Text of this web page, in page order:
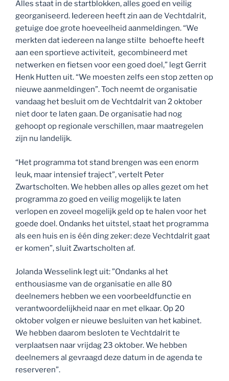
Alles staat in de startblokken, alles goed en veilig
georganiseerd. Iedereen heeft zin aan de Vechtdalrit,
getuige doe grote hoeveelheid aanmeldingen. “We
merkten dat iedereen na lange stilte behoefte heeft
aan een sportieve activiteit, gecombineerd met
netwerken en fietsen voor een goed doel,” legt Gerrit
Henk Hutten uit. “We moesten zelfs een stop zetten op
nieuwe aanmeldingen”. Toch neemt de organisatie
vandaag het besluit om de Vechtdalrit van 2 oktober
niet door te laten gaan. De organisatie had nog
gehoopt op regionale verschillen, maar maatregelen
zijn nu landelijk.
“Het programma tot stand brengen was een enorm
leuk, maar intensief traject”, vertelt Peter
Zwartscholten. We hebben alles op alles gezet om het
programma zo goed en veilig mogelijk te laten
verlopen en zoveel mogelijk geld op te halen voor het
goede doel. Ondanks het uitstel, staat het programma
als een huis en is één ding zeker: deze Vechtdalrit gaat
er komen”, sluit Zwartscholten af.
Jolanda Wesselink legt uit: ”Ondanks al het
enthousiasme van de organisatie en alle 80
deelnemers hebben we een voorbeeldfunctie en
verantwoordelijkheid naar en met elkaar. Op 20
oktober volgen er nieuwe besluiten van het kabinet.
We hebben daarom besloten te Vechtdalrit te
verplaatsen naar vrijdag 23 oktober. We hebben
deelnemers al gevraagd deze datum in de agenda te
reserveren”.